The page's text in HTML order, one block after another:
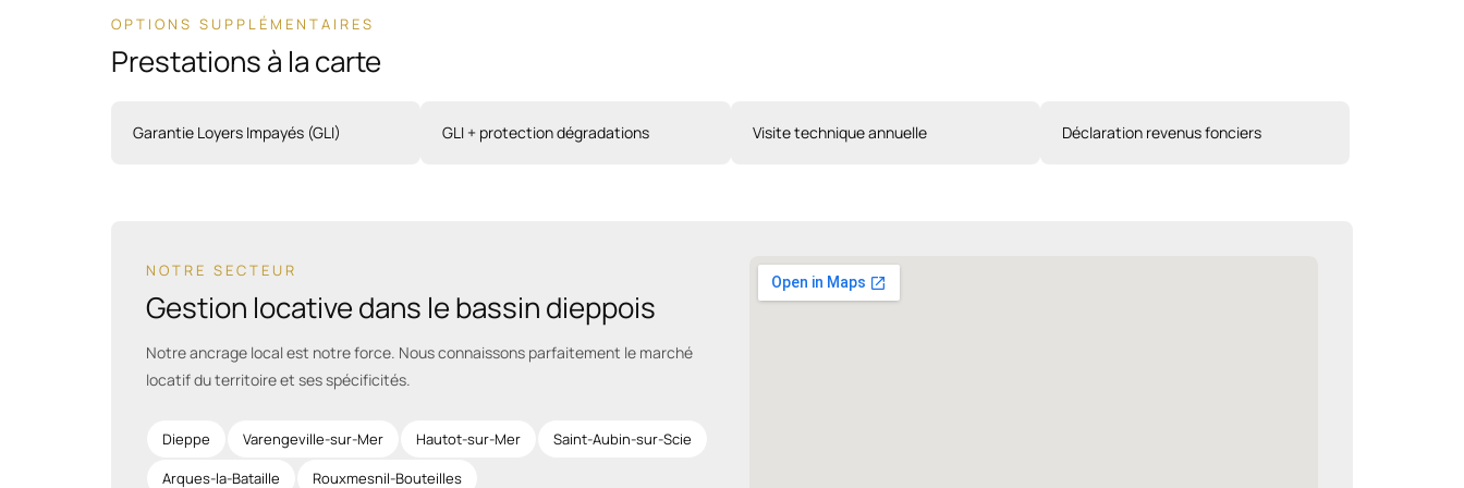
OPTIONS SUPPLÉMENTAIRES
Prestations à la carte
Garantie Loyers Impayés (GLI) GLI + protection dégradations Visite technique annuelle Déclaration revenus fonciers
NOTRE SECTEUR
Gestion locative dans le bassin dieppois
Notre ancrage local est notre force. Nous connaissons parfaitement le marché
locatif du territoire et ses spécificités.
Dieppe Varengeville-sur-Mer Hautot-sur-Mer
Saint-Aubin-sur-Scie
Arques-la-Bataille
Rouxmesnil-Bouteilles